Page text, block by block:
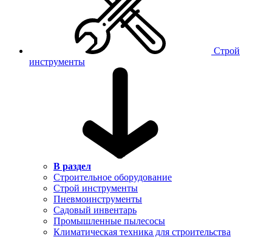
Строй
инструменты
В раздел
Строительное оборудование
Строй инструменты
Пневмоинструменты
Садовый инвентарь
Промышленные пылесосы
Климатическая техника для строительства